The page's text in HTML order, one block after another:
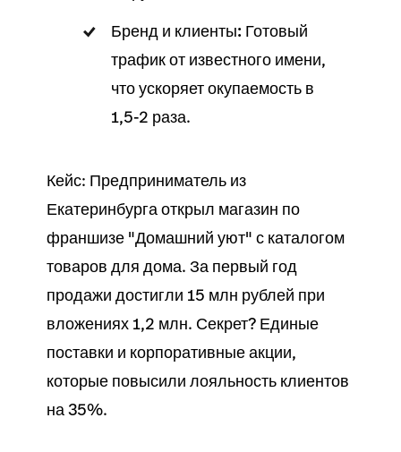
Бренд и клиенты: Готовый
трафик от известного имени,
что ускоряет окупаемость в
1,5-2 раза.
Кейс: Предприниматель из
Екатеринбурга открыл магазин по
франшизе "Домашний уют" с каталогом
товаров для дома. За первый год
продажи достигли 15 млн рублей при
вложениях 1,2 млн. Секрет? Единые
поставки и корпоративные акции,
которые повысили лояльность клиентов
на 35%.